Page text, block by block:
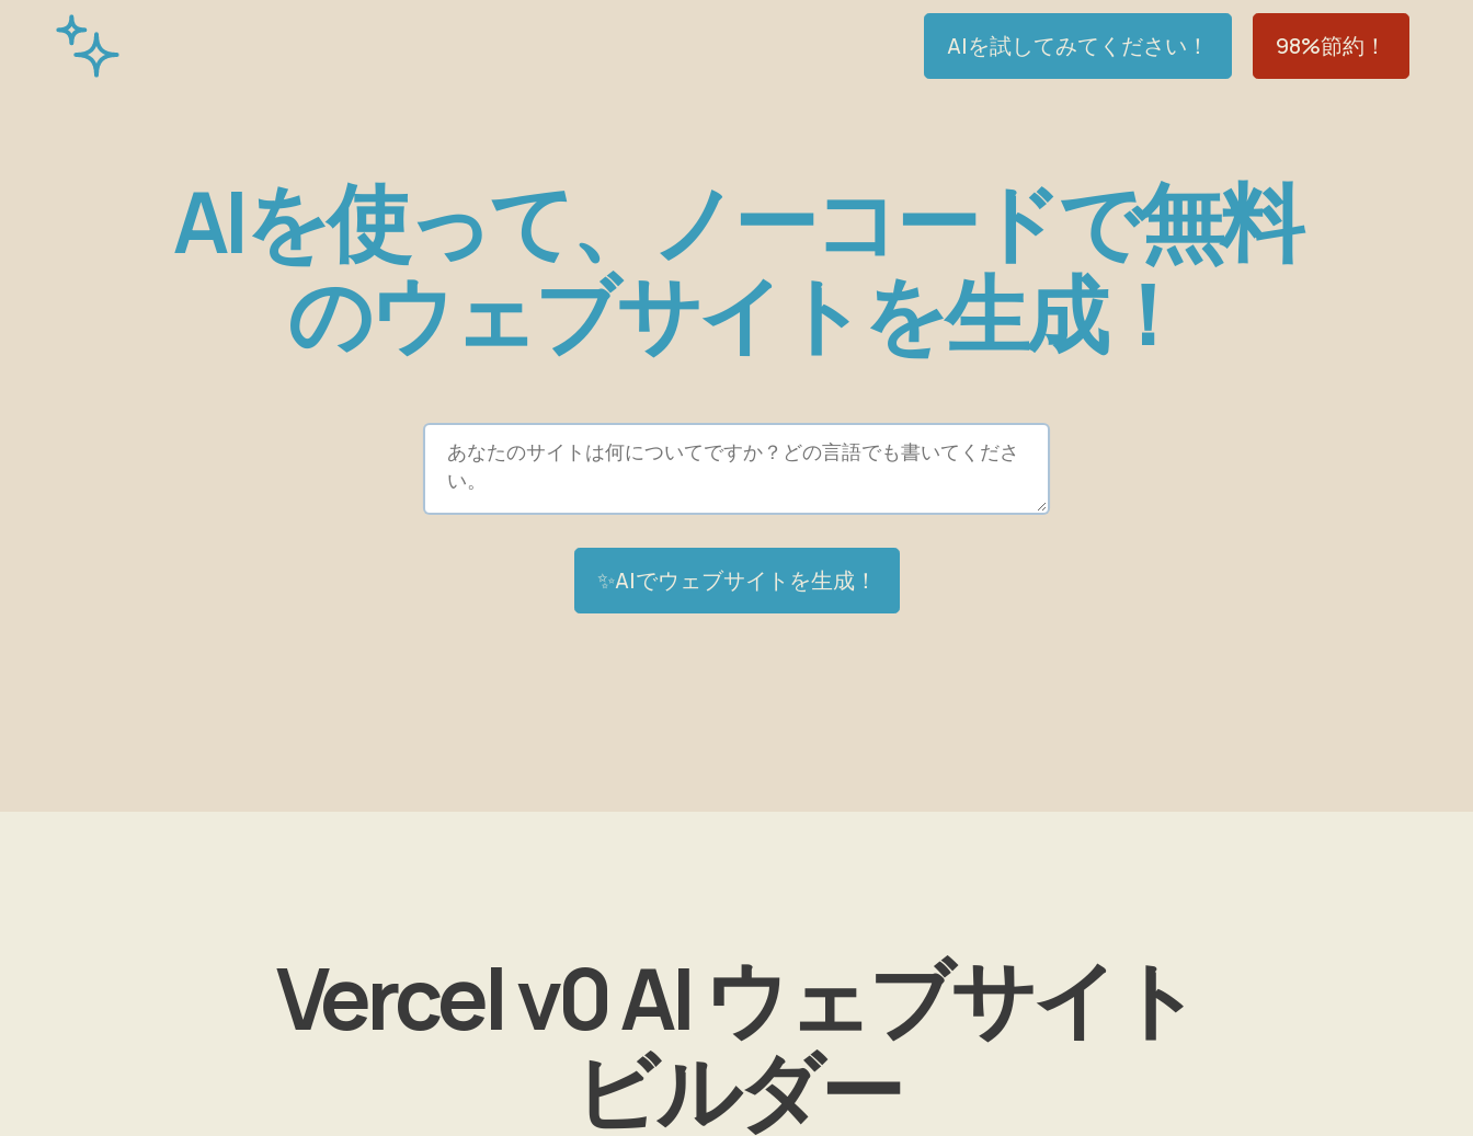
AIを試してみてください！ 98%節約！
AIを使って、ノーコードで無料
のウェブサイトを生成！
✨AIでウェブサイトを生成！
Vercel v0 AI ウェブサイト
ビルダー